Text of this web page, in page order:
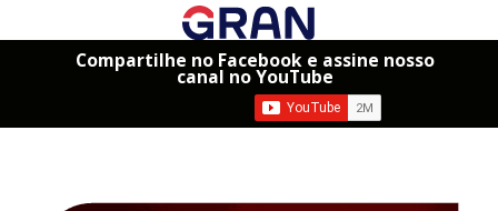
Compartilhe no Facebook e assine nosso
canal no YouTube